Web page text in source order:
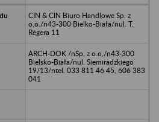
CIN & CIN Biuro Handlowe Sp. z
o.o./n43-300 Bielko-Biała/nul. T.
Regera 11
ARCH-DOK /nSp. z o.o./n43-300
Bielsko-Biała/nul. Siemiradzkiego
19/13/ntel. 033 811 46 45, 606 383
041